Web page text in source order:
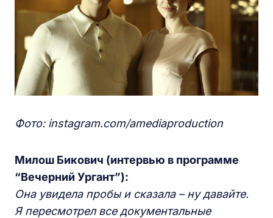
Фото: instagram.com/amediaproduction
Милош Бикович (интервью в программе
“Вечерний Ургант”):
Она увидела пробы и сказала – ну давайте.
Я пересмотрел все документальные